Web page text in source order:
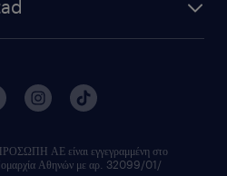
ΑΕ είναι εγγεγραμμένη στο
Αθηνών με αρ. 32099/01/